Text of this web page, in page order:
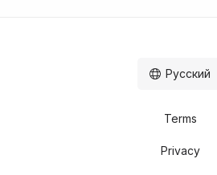
Terms
Privacy
Русский